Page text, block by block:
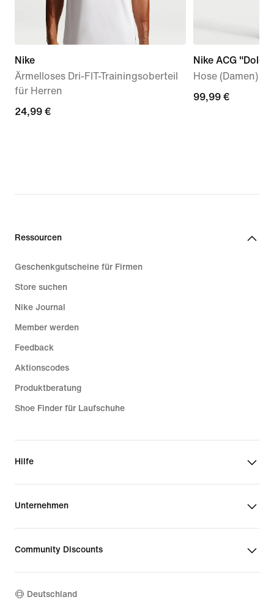
Nike
Ärmelloses Dri-FIT-Trainingsoberteil
für Herren
24,99 €
24,99 €
Nike ACG
Hose (Damen)
99,99 €
99,99 €
Ressourcen
Geschenkgutscheine für Firmen
Store suchen
Nike Journal
Member werden
Feedback
Aktionscodes
Produktberatung
Shoe Finder für Laufschuhe
Hilfe
Unternehmen
Community Discounts
Deutschland